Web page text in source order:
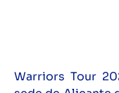
Warriors Tour